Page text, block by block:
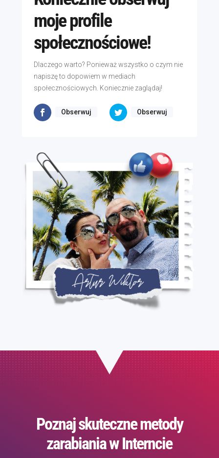
moje profile
społecznościowe!
Dlaczego warto? Ponieważ wszystko o czym nie
napiszę to dopowiem w mediach
społecznościowych. Koniecznie zaglądaj!
Obserwuj Obserwuj
Poznaj skuteczne metody
zarabiania w Interncie